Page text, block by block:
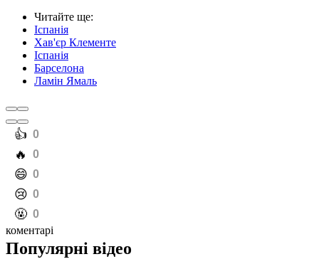
Читайте ще:
Іспанія
Хав'єр Клементе
Іспанія
Барселона
Ламін Ямаль
️👍 0
️🔥 0
️😄 0
️😢 0
️🤬 0
коментарі